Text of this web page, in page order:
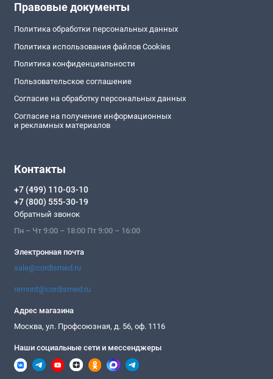
Правовые документы
Политика обработки персональных данных
Политика использования файлов Cookies
Политика конфиденциальности
Пользовательское соглашение
Согласие на обработку персональных данных
Согласие на получение информационных
и рекламных материалов
Контакты
+7 (499) 110-03-10
+7 (800) 555-30-19
Обратный звонок
Пн – Чт 9:00 – 18:00 Пт 9:00 – 16:00
Электронная почта
sale@cordismed.ru
remont@cordismed.ru
Адрес магазина
Москва, ул. Профсоюзная, д. 56, оф. 1116
Наши социальные сети и мессенджеры